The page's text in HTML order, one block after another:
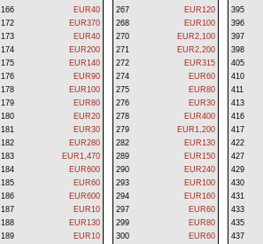
166
EUR40
172
EUR370
173
EUR40
174
EUR200
175
EUR140
176
EUR90
178
EUR100
179
EUR80
180
EUR20
181
EUR30
182
EUR280
183
EUR1,470
184
EUR600
185
EUR60
186
EUR600
187
EUR10
188
EUR130
189
EUR10
267
EUR120
268
EUR100
270
EUR2,100
271
EUR2,200
272
EUR315
274
EUR60
275
EUR80
276
EUR30
278
EUR400
279
EUR1,200
282
EUR130
289
EUR150
290
EUR240
293
EUR100
294
EUR160
297
EUR60
299
EUR80
300
EUR60
395
396
397
398
405
410
411
413
416
417
422
427
429
430
431
433
435
437